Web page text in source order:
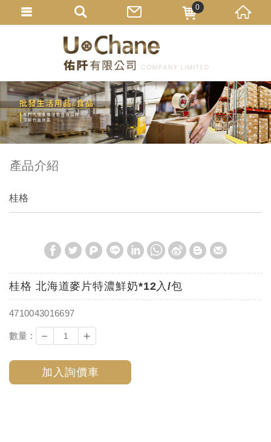
產品介紹
桂格
桂格 北海道麥片特濃鮮奶*12入/包
4710043016697
數量 : － ＋
加入詢價車
0